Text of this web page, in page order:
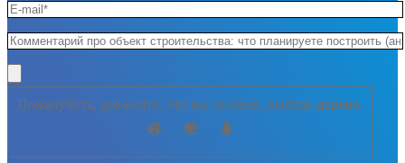
Пожалуйста, докажите, что вы человек, выбрав дерево.